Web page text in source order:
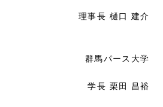
理事長 樋口 建介
群馬パース大学
学長 栗田 昌裕